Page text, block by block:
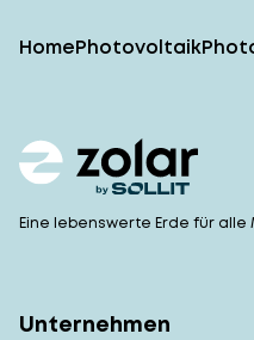
HomePhotovoltaik
Eine lebenswerte Erde für alle
Unternehmen